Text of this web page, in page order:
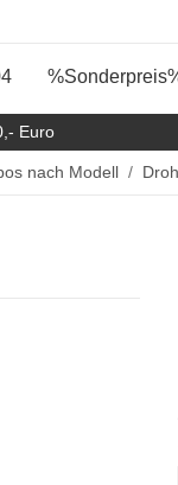
Euro
nach Modell